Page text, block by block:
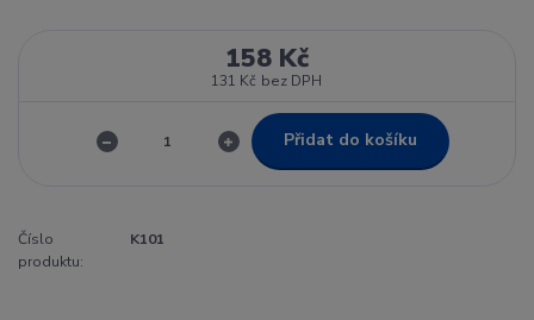
158 Kč
131 Kč bez DPH
Přidat do košíku
Číslo
produktu:
K101